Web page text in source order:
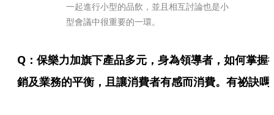
一起進行小型的品飲，並且相互討論也是小
型會議中很重要的一環。
Q：保樂力加旗下產品多元，身為領導者，如何掌握
銷及業務的平衡，且讓消費者有感而消費。有祕訣嗎